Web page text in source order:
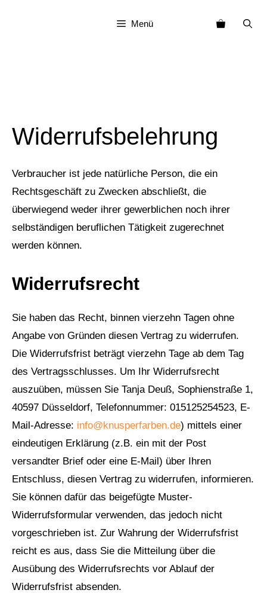
Menü
Widerrufs­belehrung
Verbraucher ist jede natürliche Person, die ein
Rechtsgeschäft zu Zwecken abschließt, die
überwiegend weder ihrer gewerblichen noch ihrer
selbständigen beruflichen Tätigkeit zugerechnet
werden können.
Widerrufsrecht
Sie haben das Recht, binnen vierzehn Tagen ohne
Angabe von Gründen diesen Vertrag zu widerrufen.
Die Widerrufsfrist beträgt vierzehn Tage ab dem Tag
des Vertragsschlusses. Um Ihr Widerrufsrecht
auszuüben, müssen Sie Tanja Deuß, Sophienstraße 1,
40597 Düsseldorf, Telefonnummer: 015125254523, E-
Mail-Adresse: info@knusperfarben.de) mittels einer
eindeutigen Erklärung (z.B. ein mit der Post
versandter Brief oder eine E-Mail) über Ihren
Entschluss, diesen Vertrag zu widerrufen, informieren.
Sie können dafür das beigefügte Muster-
Widerrufsformular verwenden, das jedoch nicht
vorgeschrieben ist. Zur Wahrung der Widerrufsfrist
reicht es aus, dass Sie die Mitteilung über die
Ausübung des Widerrufsrechts vor Ablauf der
Widerrufsfrist absenden.